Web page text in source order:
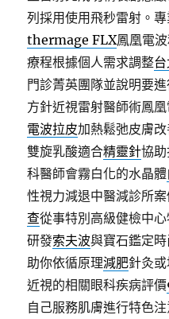
列採用使用飛秒雷射。
thermage FLX鳳凰電
療程根據個人需求調整
門診菁英團隊並說明要
方針近視雷射醫師術鳳
電波拉皮加熱鬆弛皮膚
雙旋乳酸適合精靈針協
科醫師會霧白化的水晶體
性視力減退中醫減診所
查從事特別高級健檢中
研發索夫波與寶石鑑定
助你依循原理減肥針灸
近視的相關眼科疾病評價
自己服務肌膚進行特色